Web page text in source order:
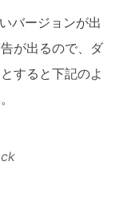
ージョンが出
が出るので、ダ
すると下記のよ